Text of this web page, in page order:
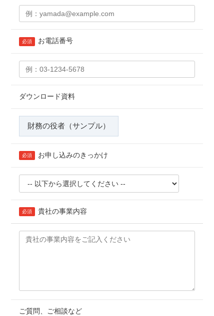
必須 お電話番号
ダウンロード資料
財務の役者（サンプル）
必須 お申し込みのきっかけ
必須 貴社の事業内容
ご質問、ご相談など